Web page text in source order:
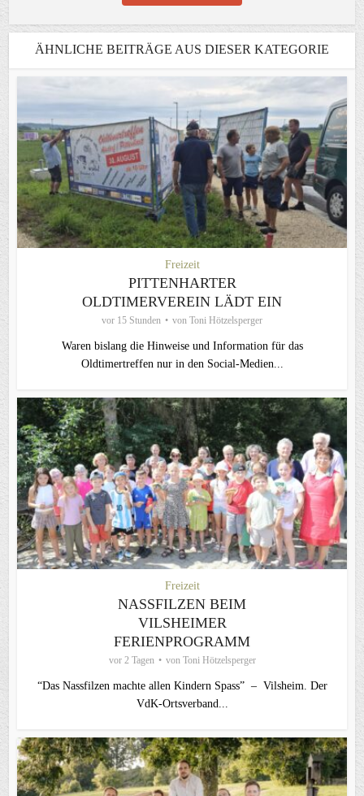
ÄHNLICHE BEITRÄGE AUS DIESER KATEGORIE
Freizeit
PITTENHARTER
OLDTIMERVEREIN LÄDT EIN
vor 15 Stunden von Toni Hötzelsperger
Waren bislang die Hinweise und Information für das
Oldtimertreffen nur in den Social-Medien...
Freizeit
NASSFILZEN BEIM
VILSHEIMER
FERIENPROGRAMM
vor 2 Tagen von Toni Hötzelsperger
“Das Nassfilzen machte allen Kindern Spass” – Vilsheim. Der
VdK-Ortsverband...